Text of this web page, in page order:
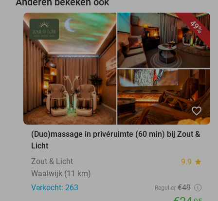
49%
favorite_border
(Duo)massage in privéruimte (60 min) bij Zout &
Licht
Zout & Licht
9.9 star
Waalwijk (11 km)
Verkocht: 263
Regulier €49